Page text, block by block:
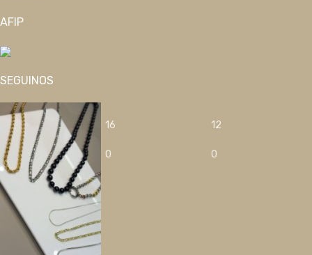
AFIP
SEGUINOS
16
0
12
0